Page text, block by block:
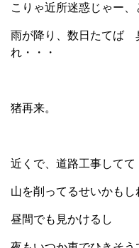
こりゃ近所迷惑じゃー
雨が降り、数日たてば
れ・・・
猪再来。
近くで、道路工事してて
山を削ってるせいかもし
昼間でも見かけるし